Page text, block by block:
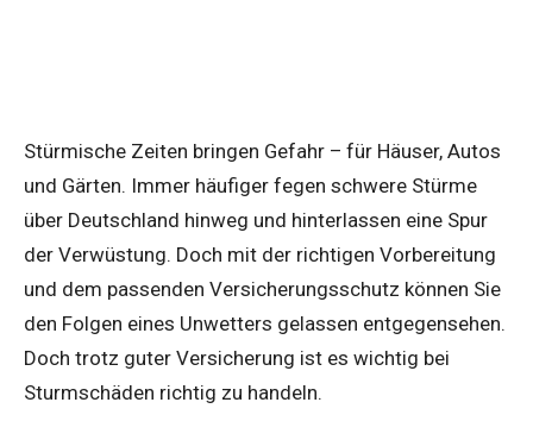
Stürmische Zeiten bringen Gefahr – für Häuser, Autos
und Gärten. Immer häufiger fegen schwere Stürme
über Deutschland hinweg und hinterlassen eine Spur
der Verwüstung. Doch mit der richtigen Vorbereitung
und dem passenden Versicherungsschutz können Sie
den Folgen eines Unwetters gelassen entgegensehen.
Doch trotz guter Versicherung ist es wichtig bei
Sturmschäden richtig zu handeln.